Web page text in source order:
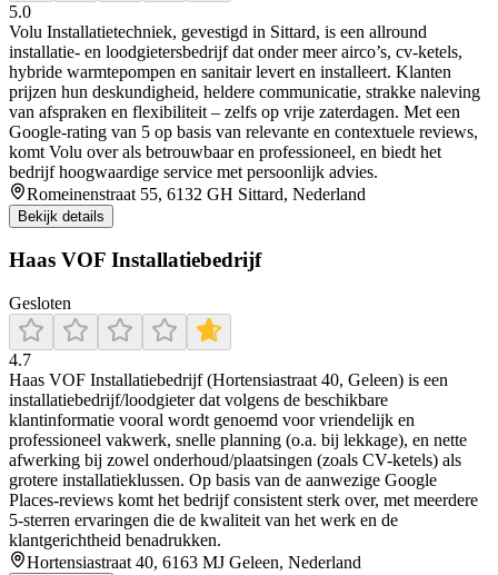
5.0
Volu Installatietechniek, gevestigd in Sittard, is een allround
installatie- en loodgietersbedrijf dat onder meer airco’s, cv-ketels,
hybride warmtepompen en sanitair levert en installeert. Klanten
prijzen hun deskundigheid, heldere communicatie, strakke naleving
van afspraken en flexibiliteit – zelfs op vrije zaterdagen. Met een
Google-rating van 5 op basis van relevante en contextuele reviews,
komt Volu over als betrouwbaar en professioneel, en biedt het
bedrijf hoogwaardige service met persoonlijk advies.
Romeinenstraat 55, 6132 GH Sittard, Nederland
Bekijk details
Haas VOF Installatiebedrijf
Gesloten
4.7
Haas VOF Installatiebedrijf (Hortensiastraat 40, Geleen) is een
installatiebedrijf/loodgieter dat volgens de beschikbare
klantinformatie vooral wordt genoemd voor vriendelijk en
professioneel vakwerk, snelle planning (o.a. bij lekkage), en nette
afwerking bij zowel onderhoud/plaatsingen (zoals CV-ketels) als
grotere installatieklussen. Op basis van de aanwezige Google
Places-reviews komt het bedrijf consistent sterk over, met meerdere
5-sterren ervaringen die de kwaliteit van het werk en de
klantgerichtheid benadrukken.
Hortensiastraat 40, 6163 MJ Geleen, Nederland